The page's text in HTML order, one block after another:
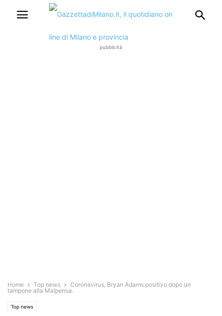
pubblicità
Home Top news
Coronavirus, Bryan Adams positivo dopo un
tampone alla Malpensa.
Top news